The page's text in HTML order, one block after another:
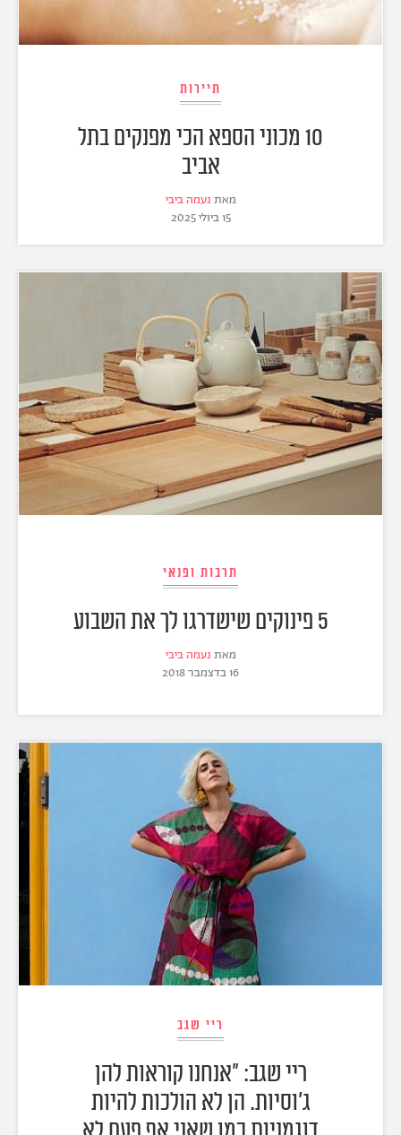
תיירות
10 מכוני הספא הכי מפנקים בתל
אביב
מאת נעמה ביבי
15 ביולי 2025
תרבות ופנאי
5 פינוקים שישדרגו לך את השבוע
מאת נעמה ביבי
16 בדצמבר 2018
ריי שגב
ריי שגב: "אנחנו קוראות להן
ג'וסיות. הן לא הולכות להיות